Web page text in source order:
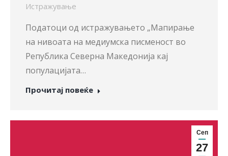
Истражување
Податоци од истражувањето „Мапирање
на нивоата на медиумска писменост во
Република Северна Македонија кај
популацијата…
Прочитај повеќе
Сеп
27